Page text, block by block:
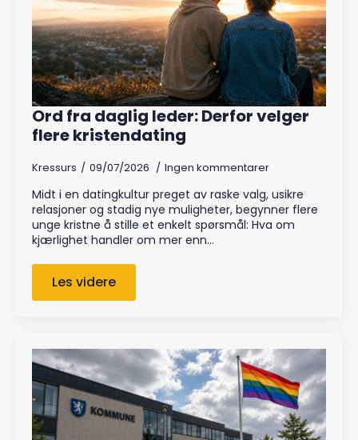
Ord fra daglig leder: Derfor velger
flere kristendating
Kressurs 09/07/2026 Ingen kommentarer
Midt i en datingkultur preget av raske valg, usikre
relasjoner og stadig nye muligheter, begynner flere
unge kristne å stille et enkelt spørsmål: Hva om
kjærlighet handler om mer enn…
Les videre